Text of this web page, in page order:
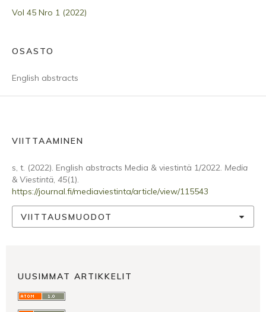
Vol 45 Nro 1 (2022)
OSASTO
English abstracts
VIITTAAMINEN
s, t. (2022). English abstracts Media & viestintä 1/2022. Media
& Viestintä, 45(1).
https://journal.fi/mediaviestinta/article/view/115543
VIITTAUSMUODOT
UUSIMMAT ARTIKKELIT